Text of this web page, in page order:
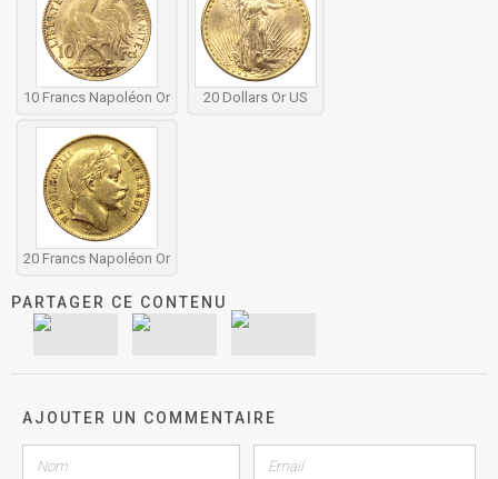
10 Francs Napoléon Or 20 Dollars Or US
20 Francs Napoléon Or
PARTAGER CE CONTENU
AJOUTER UN COMMENTAIRE